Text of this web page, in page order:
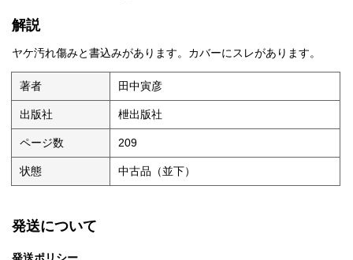
解説
ヤケ汚れ傷みと書込みがあります。カバーにスレがあります。
著者 田中寅彦
出版社 枻出版社
ページ数 209
状態 中古品（並下）
発送について